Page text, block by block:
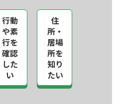
行動
や素
行を
確認
した
い
住
所・
居場
所を
知り
たい